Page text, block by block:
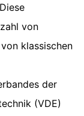
von
klassischen
der
(VDE)